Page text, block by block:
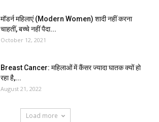
मॉडर्न महिलाएं (Modern Women) शादी नहीं करना
चाहतीं, बच्चे नहीं पैदा...
October 12, 2021
Breast Cancer: महिलाओं में कैंसर ज्यादा घातक क्यों हो
रहा है,...
August 21, 2022
Load more